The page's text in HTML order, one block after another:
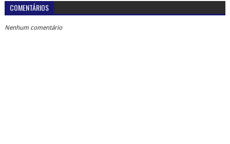
COMENTÁRIOS
Nenhum comentário